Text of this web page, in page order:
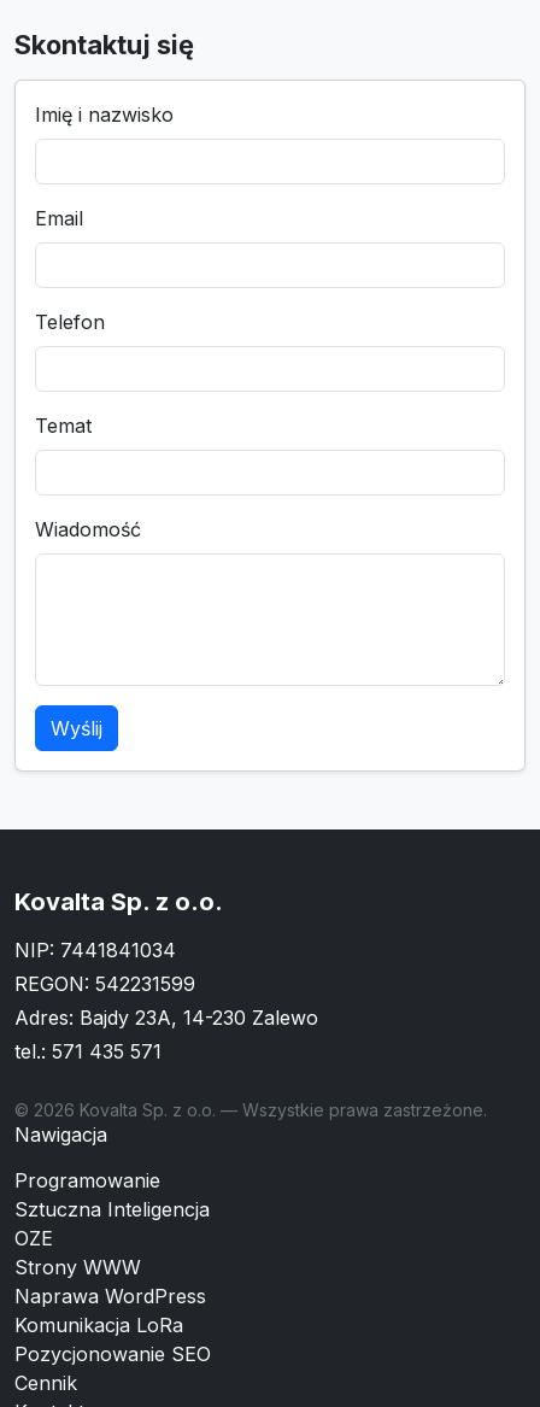
Skontaktuj się
Imię i nazwisko
Email
Telefon
Temat
Wiadomość
Wyślij
Kovalta Sp. z o.o.
NIP: 7441841034
REGON: 542231599
Adres: Bajdy 23A, 14-230 Zalewo
tel.: 571 435 571
© 2026 Kovalta Sp. z o.o. — Wszystkie prawa zastrzeżone.
Nawigacja
Programowanie
Sztuczna Inteligencja
OZE
Strony WWW
Naprawa WordPress
Komunikacja LoRa
Pozycjonowanie SEO
Cennik